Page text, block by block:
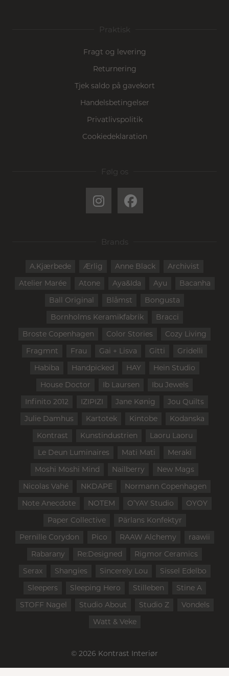
Praktisk
Fragt og levering
Returnering
Tjek saldo på gavekort
Handelsbetingelser
Privatlivspolitik
Cookiedeklaration
Følg os
Brands
A.Kjærbede Ærlig Anne Black
Archivist
Atelier Marée
Atone Aya&Ida Ayu
Bacanha
Ball Original
Blåmst
Bongusta
Bornholms Keramikfabrik
Bracci
Broste Copenhagen
Color Stories
Cozy Living
Fragmnt
Frau Gai + Lisva Gitti
Gridelli
Habiba
Handpicked HAY
Hein Studio
House Doctor
Ib Laursen
Ibu Jewels
Infinito 2012
IZIPIZI Jane Kønig
Jou Quilts
Julie Damhus
Kartotek Kintobe
Kodanska
Kontrast
Kunstindustrien
Laoru Laoru
Le Deun Luminaires
Mati Mati
Meraki
Moshi Moshi Mind
Nailberry
New Mags
Nicolas Vahé
NKDAPE
Normann Copenhagen
Note Anecdote
NOTEM O’YAY Studio
OYOY
Paper Collective
Pärlans Konfektyr
Pernille Corydon
Pico RAAW Alchemy
raawii
Rabarany
Re:Designed
Rigmor Ceramics
Serax
Shangies Sincerely Lou
Sissel Edelbo
Sleepers
Sleeping Hero Stilleben
Stine A
STOFF Nagel
Studio About Studio Z
Vondels
Watt & Veke
© 2026 Kontrast Interiør